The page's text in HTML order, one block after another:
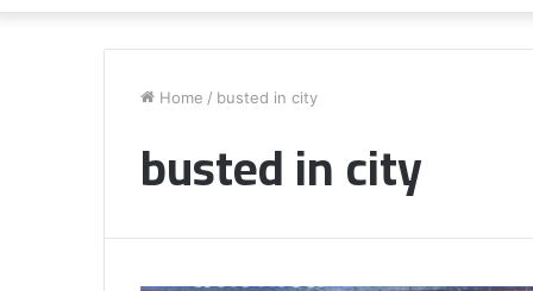
Home / busted in city
busted in city